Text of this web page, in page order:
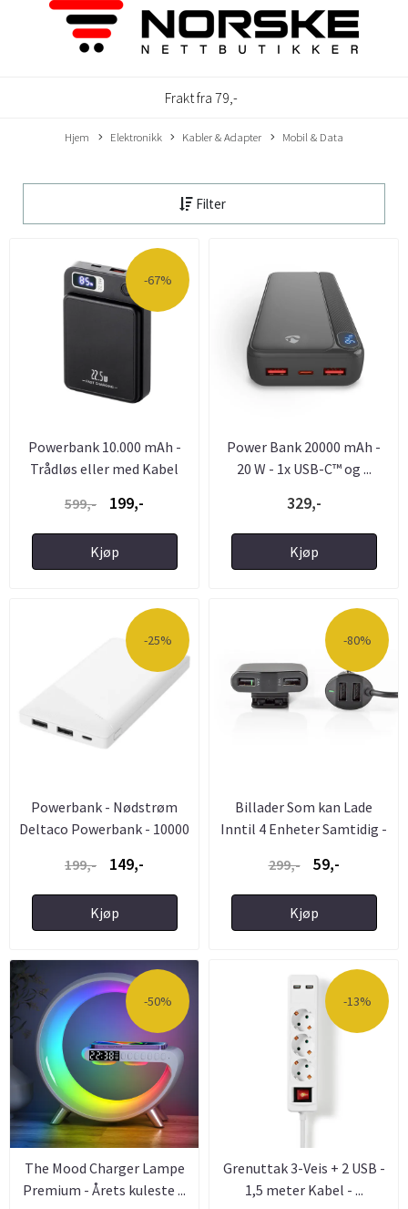
Frakt fra 79,-
Hjem Elektronikk Kabler & Adapter Mobil & Data
Filter
-67%
Powerbank 10.000 mAh -
Trådløs eller med Kabel
599,-
199,-
Kjøp
Power Bank 20000 mAh -
20 W - 1x USB-C™ og ...
329,-
Kjøp
-25%
Powerbank - Nødstrøm
Deltaco Powerbank - 10000
199,- 149,-
Kjøp
-80%
Billader Som kan Lade
Inntil 4 Enheter Samtidig -
299,- 59,-
Kjøp
-50%
The Mood Charger Lampe
Premium - Årets kuleste ...
-13%
Grenuttak 3-Veis + 2 USB -
1,5 meter Kabel - ...